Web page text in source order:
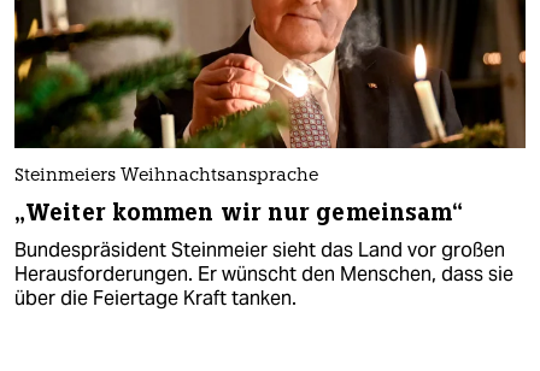
Steinmeiers Weihnachtsansprache
„Weiter kommen wir nur gemeinsam“
Bundespräsident Steinmeier sieht das Land vor großen
Herausforderungen. Er wünscht den Menschen, dass sie
über die Feiertage Kraft tanken.